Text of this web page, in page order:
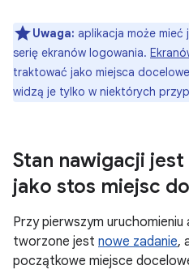
Uwaga: aplikacja może
serię ekranów logowania.
traktować jako miejsca
widzą je tylko w niektórych
Stan nawigacji
jako stos miejsc
Przy pierwszym uruchomieniu
tworzone jest nowe zadanie,
początkowe miejsce